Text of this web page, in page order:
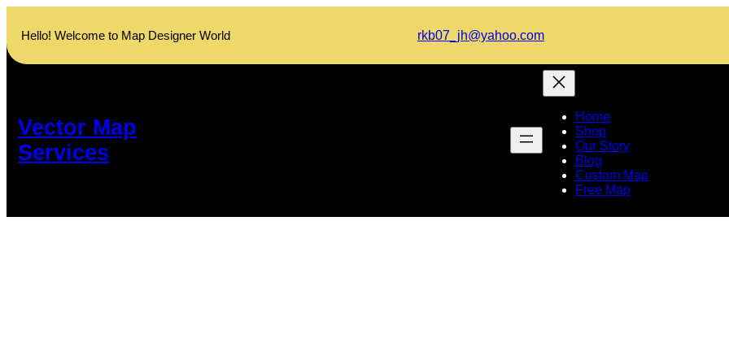
content
Hello! Welcome to Map Designer World rkb07_jh@yahoo.com
Vector Map
Services
Home
Shop
Our Story
Blog
Custom Map
Free Map